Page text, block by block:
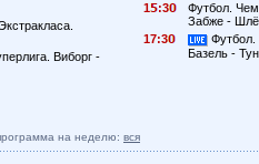
Виборг -
1
:3
Футбол.
Забже -
17:3
Футбол.
Базель -
на неделю: вся